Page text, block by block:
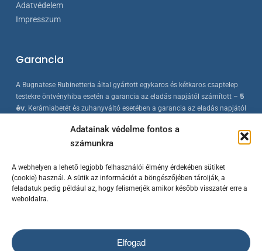
Adatainak védelme fontos a
számunkra
A webhelyen a lehető legjobb felhasználói élmény érdekében sütiket
(cookie) használ. A sütik az információt a böngészőjében tárolják, a
feladatuk pedig például az, hogy felismerjék amikor később visszatér erre a
weboldalra.
Elfogad
Adatvédelem
Impresszum
Garancia
A Bugnatese Rubinetteria által gyártott egykaros és kétkaros csaptelep
testekre öntvényhiba esetén a garancia az eladás napjától számított – 5
év. Kerámiabetét és zuhanyváltó esetében a garancia az eladás napjától
szabványokkal összhangban készülnek, folyamatos minőség-ellenőrzés